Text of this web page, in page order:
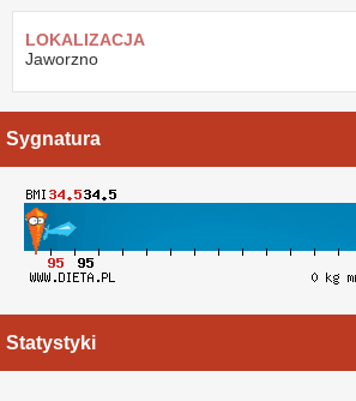
LOKALIZACJA
Jaworzno
Sygnatura
Statystyki